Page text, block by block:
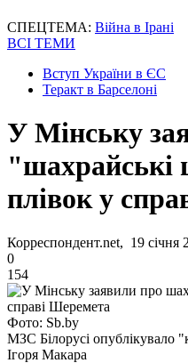
СПЕЦТЕМА: Війна в Ірані
ВСІ ТЕМИ
Вступ України в ЄС
Теракт в Барселоні
У Мінську
"шахрайські
плівок у
Корреспондент.net, 19 січня
0
154
Фото: Sb.by
МЗС Білорусі опублікувало
Ігоря Макара